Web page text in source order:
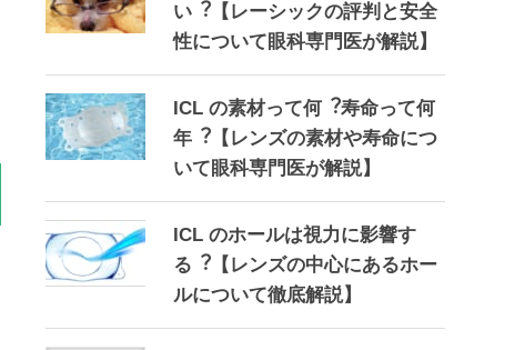
い︖【レーシックの評判と安全
性について眼科専門医が解説】
ICL の素材って何︖寿命って何
年︖【レンズの素材や寿命につ
いて眼科専門医が解説】
ICL のホールは視力に影響す
る︖【レンズの中心にあるホー
ルについて徹底解説】